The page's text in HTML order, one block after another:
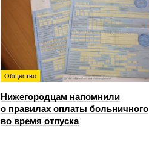
Общество
Нижегородцам напомнили
о правилах оплаты больничного
во время отпуска